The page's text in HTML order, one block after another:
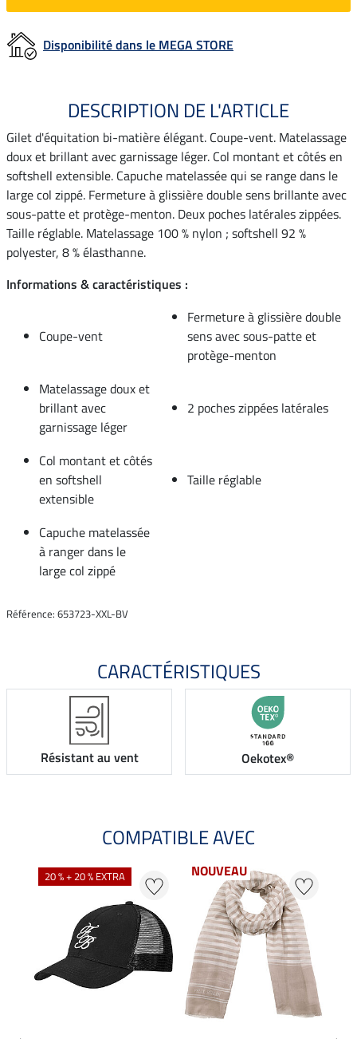
Disponibilité dans le MEGA STORE
DESCRIPTION DE L'ARTICLE
Gilet d'équitation bi-matière élégant. Coupe-vent. Matelassage
doux et brillant avec garnissage léger. Col montant et côtés en
softshell extensible. Capuche matelassée qui se range dans le
large col zippé. Fermeture à glissière double sens brillante avec
sous-patte et protège-menton. Deux poches latérales zippées.
Taille réglable. Matelassage 100 % nylon ; softshell 92 %
polyester, 8 % élasthanne.
Informations & caractéristiques :
Coupe-vent
Fermeture à glissière double
sens avec sous-patte et
protège-menton
Matelassage doux et
brillant avec
garnissage léger
2 poches zippées latérales
Col montant et côtés
en softshell
extensible
Taille réglable
Capuche matelassée
à ranger dans le
large col zippé
Référence: 653723-XXL-BV
CARACTÉRISTIQUES
Résistant au vent Oekotex®
COMPATIBLE AVEC
20 % + 20 % EXTRA NOUVEAU